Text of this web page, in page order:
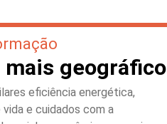
mais geográfico
eficiência energética,
e cuidados com a